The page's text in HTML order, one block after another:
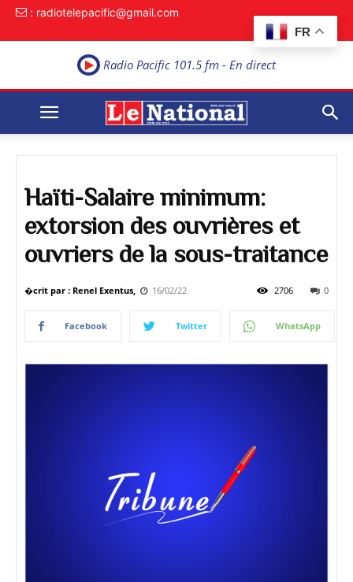
FR
: radiotelepacific@gmail.com
Radio Pacific 101.5 fm - En direct
Haïti-Salaire minimum:
extorsion des ouvrières et
ouvriers de la sous-traitance
�crit par : Renel Exentus, 16/02/22 0
2706
Facebook Twitter WhatsApp